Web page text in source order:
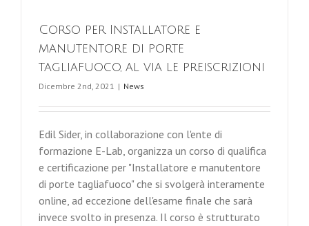
Corso per Installatore e
manutentore di porte
tagliafuoco, al via le preiscrizioni
Dicembre 2nd, 2021 | News
Edil Sider, in collaborazione con l'ente di
formazione E-Lab, organizza un corso di qualifica
e certificazione per "Installatore e manutentore
di porte tagliafuoco" che si svolgerà interamente
online, ad eccezione dell'esame finale che sarà
invece svolto in presenza. Il corso è strutturato